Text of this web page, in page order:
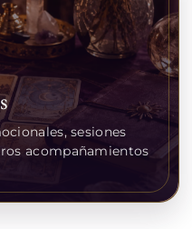
sesiones
acompañamientos